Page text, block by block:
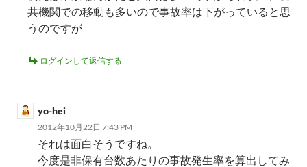
共機関での移動も多いので事故率は下がっていると思
うのですが
ログインして返信する
yo-hei
2012年10月22日 7:43 PM
それは面白そうですね。
今度是非保有台数あたりの事故発生率を算出してみ